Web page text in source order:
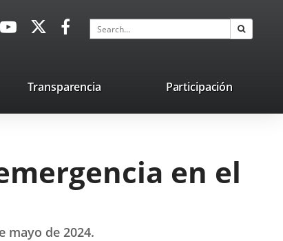
Link
Link
application.
application.
Search
Transparencia Participación
en el
mayo de 2024.